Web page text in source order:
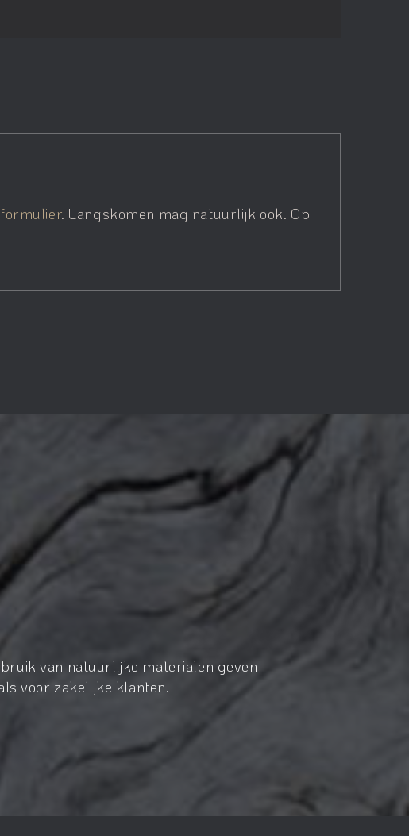
. Langskomen mag natuurlijk ook. Op
van natuurlijke materialen geven
voor zakelijke klanten.